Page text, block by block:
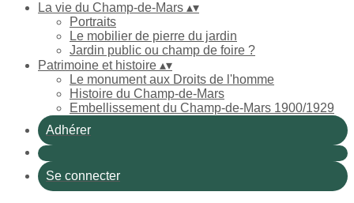
La vie du Champ-de-Mars ▴▾
Portraits
Le mobilier de pierre du jardin
Jardin public ou champ de foire ?
Patrimoine et histoire ▴▾
Le monument aux Droits de l'homme
Histoire du Champ-de-Mars
Embellissement du Champ-de-Mars 1900/1929
Adhérer
Se connecter